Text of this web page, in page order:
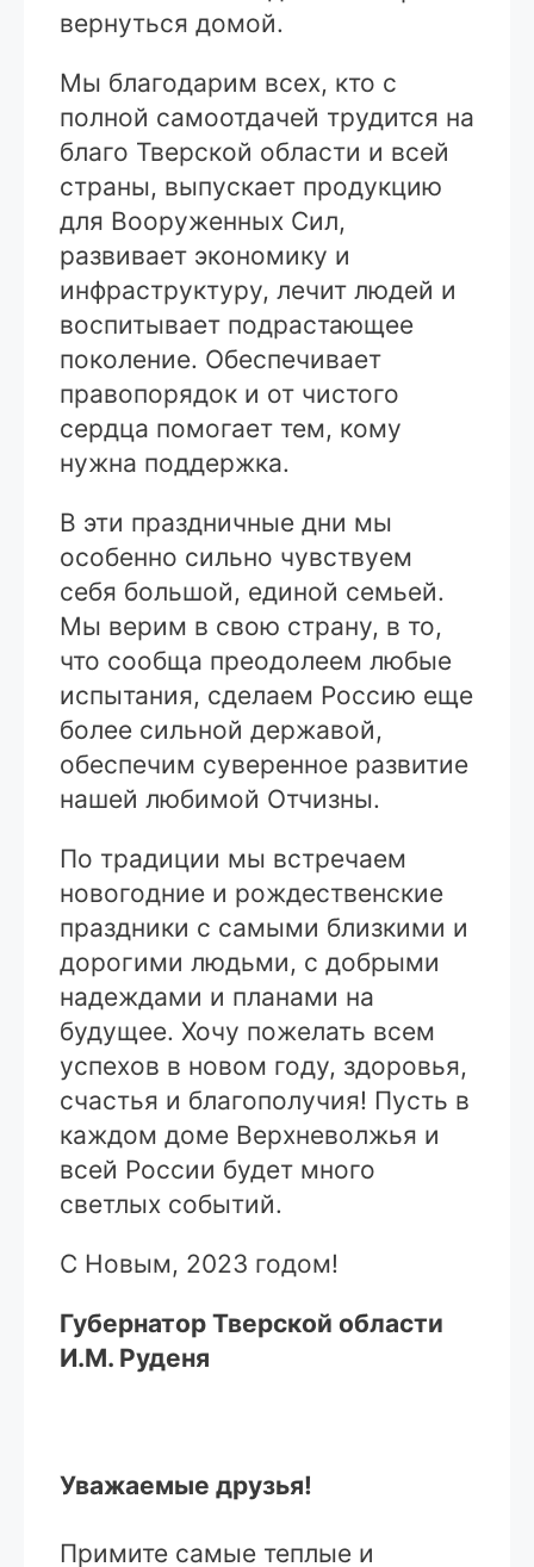
вернуться домой.
Мы благодарим всех, кто с
полной самоотдачей трудится на
благо Тверской области и всей
страны, выпускает продукцию
для Вооруженных Сил,
развивает экономику и
инфраструктуру, лечит людей и
воспитывает подрастающее
поколение. Обеспечивает
правопорядок и от чистого
сердца помогает тем, кому
нужна поддержка.
В эти праздничные дни мы
особенно сильно чувствуем
себя большой, единой семьей.
Мы верим в свою страну, в то,
что сообща преодолеем любые
испытания, сделаем Россию еще
более сильной державой,
обеспечим суверенное развитие
нашей любимой Отчизны.
По традиции мы встречаем
новогодние и рождественские
праздники с самыми близкими и
дорогими людьми, с добрыми
надеждами и планами на
будущее. Хочу пожелать всем
успехов в новом году, здоровья,
счастья и благополучия! Пусть в
каждом доме Верхневолжья и
всей России будет много
светлых событий.
С Новым, 2023 годом!
Губернатор Тверской области
И.М. Руденя
Уважаемые друзья!
Примите самые теплые и